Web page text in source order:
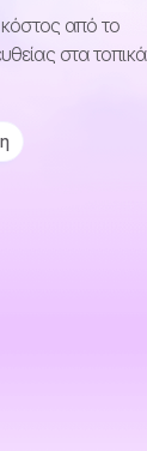
κόστος από το
στα τοπικά